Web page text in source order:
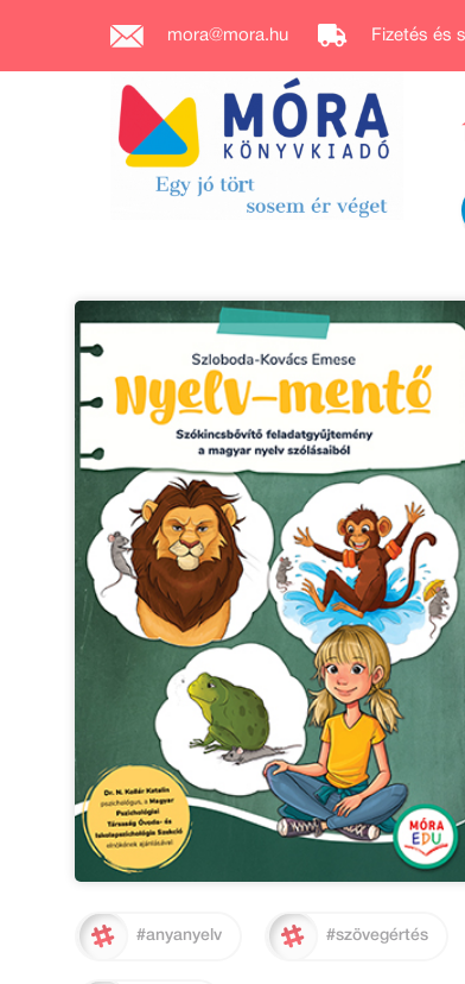
mora@mora.hu Fizetés és
#anyanyelv #szövegértés